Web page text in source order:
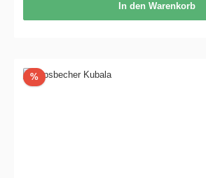
In den Warenkorb
%Rabatt